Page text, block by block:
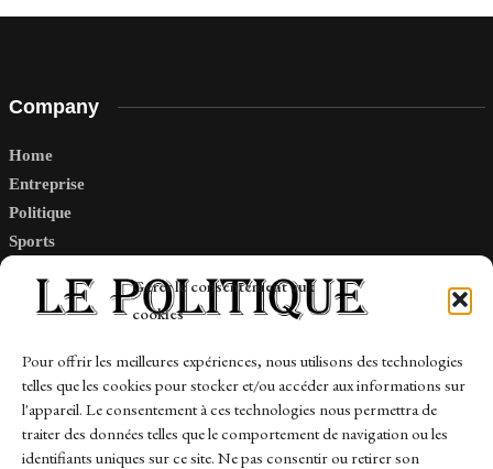
Gérer le consentement aux
cookies
Pour offrir les meilleures expériences, nous utilisons des technologies
telles que les cookies pour stocker et/ou accéder aux informations sur
l'appareil. Le consentement à ces technologies nous permettra de
traiter des données telles que le comportement de navigation ou les
identifiants uniques sur ce site. Ne pas consentir ou retirer son
Company
Home
Entreprise
Politique
Sports
Links
Contact